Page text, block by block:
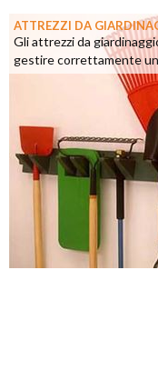
ATTREZZI DA
Gli attrezzi da
gestire correttamente